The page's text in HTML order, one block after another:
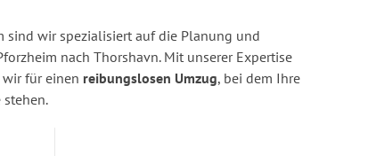
sind wir spezialisiert auf die Planung und
nach Thorshavn. Mit unserer Expertise
für einen reibungslosen Umzug, bei dem Ihre
stehen.